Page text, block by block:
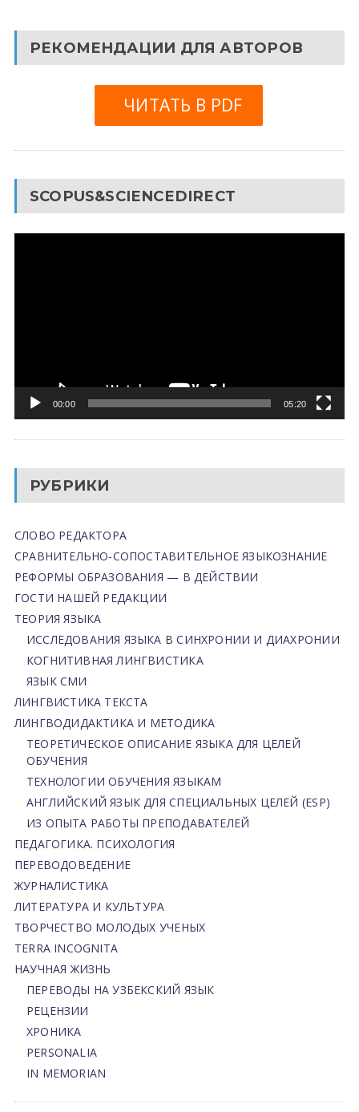
РЕКОМЕНДАЦИИ ДЛЯ АВТОРОВ
ЧИТАТЬ В PDF
SCOPUS&SCIENCEDIRECT
00:00 05:20
РУБРИКИ
СЛОВО РЕДАКТОРА
СРАВНИТЕЛЬНО-СОПОСТАВИТЕЛЬНОЕ ЯЗЫКОЗНАНИЕ
РЕФОРМЫ ОБРАЗОВАНИЯ — В ДЕЙСТВИИ
ГОСТИ НАШЕЙ РЕДАКЦИИ
ТЕОРИЯ ЯЗЫКА
ИССЛЕДОВАНИЯ ЯЗЫКА В СИНХРОНИИ И ДИАХРОНИИ
КОГНИТИВНАЯ ЛИНГВИСТИКА
ЯЗЫК СМИ
ЛИНГВИСТИКА ТЕКСТА
ЛИНГВОДИДАКТИКА И МЕТОДИКА
ТЕОРЕТИЧЕСКОЕ ОПИСАНИЕ ЯЗЫКА ДЛЯ ЦЕЛЕЙ
ОБУЧЕНИЯ
ТЕХНОЛОГИИ ОБУЧЕНИЯ ЯЗЫКАМ
АНГЛИЙСКИЙ ЯЗЫК ДЛЯ СПЕЦИАЛЬНЫХ ЦЕЛЕЙ (ESP)
ИЗ ОПЫТА РАБОТЫ ПРЕПОДАВАТЕЛЕЙ
ПЕДАГОГИКА. ПСИХОЛОГИЯ
ПЕРЕВОДОВЕДЕНИЕ
ЖУРНАЛИСТИКА
ЛИТЕРАТУРА И КУЛЬТУРА
ТВОРЧЕСТВО МОЛОДЫХ УЧЕНЫХ
TERRA INCOGNITA
НАУЧНАЯ ЖИЗНЬ
ПЕРЕВОДЫ НА УЗБЕКСКИЙ ЯЗЫК
РЕЦЕНЗИИ
ХРОНИКА
PERSONALIA
IN MEMORIAN